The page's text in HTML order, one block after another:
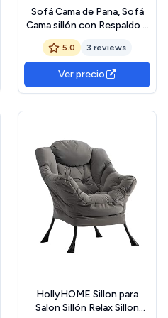
Sofá Cama de Pana, Sofá
Cama sillón con Respaldo y
descompresión,
Ergonómico Compresible
Sofá con 1 Cojines, 135 x
152 x 80 cm, Sofá
esquinero para Dormitorios,
5.0 3 reviews
Ver precio
HollyHOME Sillon para
Salon Sillón Relax Sillon